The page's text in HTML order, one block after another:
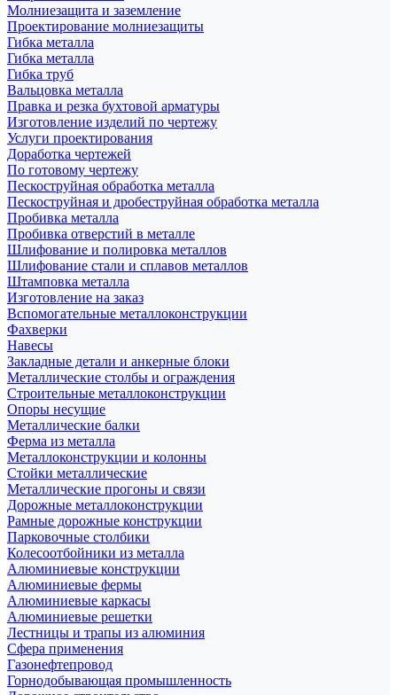
Молниезащита и заземление
Проектирование молниезащиты
Гибка металла
Гибка металла
Гибка труб
Вальцовка металла
Правка и резка бухтовой арматуры
Изготовление изделий по чертежу
Услуги проектирования
Доработка чертежей
По готовому чертежу
Пескоструйная обработка металла
Пескоструйная и дробеструйная обработка металла
Пробивка металла
Пробивка отверстий в металле
Шлифование и полировка металлов
Шлифование стали и сплавов металлов
Штамповка металла
Изготовление на заказ
Вспомогательные металлоконструкции
Фахверки
Навесы
Закладные детали и анкерные блоки
Металлические столбы и ограждения
Строительные металлоконструкции
Опоры несущие
Металлические балки
Ферма из металла
Металлоконструкции и колонны
Стойки металлические
Металлические прогоны и связи
Дорожные металлоконструкции
Рамные дорожные конструкции
Парковочные столбики
Колесоотбойники из металла
Алюминиевые конструкции
Алюминиевые фермы
Алюминиевые каркасы
Алюминиевые решетки
Лестницы и трапы из алюминия
Сфера применения
Газонефтепровод
Горнодобывающая промышленность